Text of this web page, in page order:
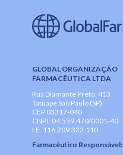
GLOBAL ORGANIZAÇÃO
FARMACÊUTICA LTDA
Rua Diamante Preto, 413
Tatuapé São Paulo (SP)
CEP 03317-040
CNPJ: 04.559.470/0001-40
I.E. 116.209.322.110
Farmacêutico Responsável: